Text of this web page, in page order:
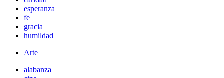
esperanza
fe
gracia
humildad
Arte
alabanza